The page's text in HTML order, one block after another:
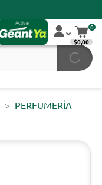
0
$0,00
PERFUMERÍA